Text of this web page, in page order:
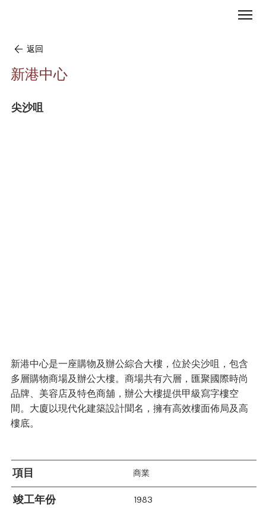
返回
新港中心
尖沙咀
新港中心是一座購物及辦公綜合大樓，位於尖沙咀，包含
多層購物商場及辦公大樓。商場共有六層，匯聚國際時尚
品牌、美容店及特色商舖，辦公大樓提供甲級寫字樓空
間。大廈以現代化建築設計聞名，擁有高效樓面佈局及高
樓底。
項目 商業
竣工年份 1983